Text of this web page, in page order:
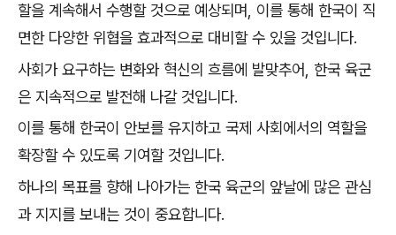
할을 계속해서 수행할 것으로 예상되며, 이를 통해 한국이 직
면한 다양한 위협을 효과적으로 대비할 수 있을 것입니다.
사회가 요구하는 변화와 혁신의 흐름에 발맞추어, 한국 육군
은 지속적으로 발전해 나갈 것입니다.
이를 통해 한국이 안보를 유지하고 국제 사회에서의 역할을
확장할 수 있도록 기여할 것입니다.
하나의 목표를 향해 나아가는 한국 육군의 앞날에 많은 관심
과 지지를 보내는 것이 중요합니다.